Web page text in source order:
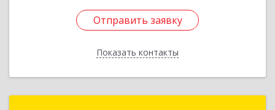
Отправить заявку
Показать контакты
Отправить заявку
Назад